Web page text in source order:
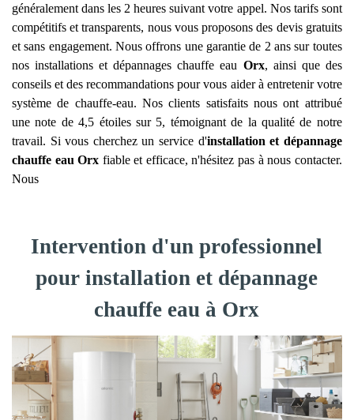
généralement dans les 2 heures suivant votre appel. Nos tarifs sont
compétitifs et transparents, nous vous proposons des devis gratuits
et sans engagement. Nous offrons une garantie de 2 ans sur toutes
nos installations et dépannages chauffe eau Orx, ainsi que des
conseils et des recommandations pour vous aider à entretenir votre
système de chauffe-eau. Nos clients satisfaits nous ont attribué
une note de 4,5 étoiles sur 5, témoignant de la qualité de notre
travail. Si vous cherchez un service d'installation et dépannage
chauffe eau Orx fiable et efficace, n'hésitez pas à nous contacter.
Nous
Intervention d'un professionnel
pour installation et dépannage
chauffe eau à Orx